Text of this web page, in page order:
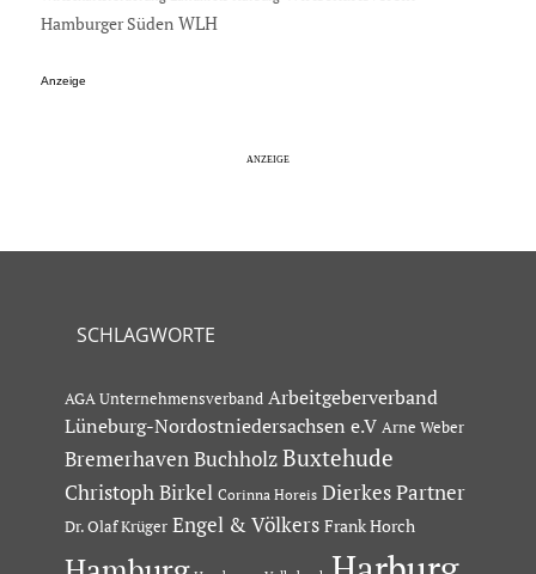
Hamburger Süden WLH
Anzeige
SCHLAGWORTE
AGA Unternehmensverband Arbeitgeberverband
Lüneburg-Nordostniedersachsen e.V Arne Weber
Bremerhaven Buchholz Buxtehude
Christoph Birkel Corinna Horeis Dierkes Partner
Dr. Olaf Krüger Engel & Völkers Frank Horch